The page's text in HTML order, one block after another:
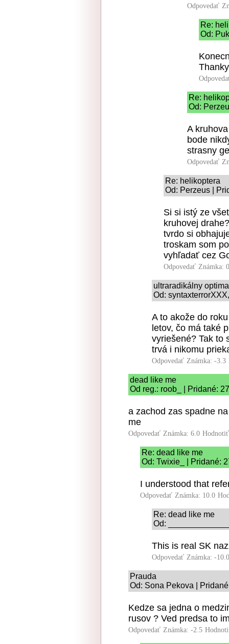
Odpovedať
Re:
Od:
Re:
Od:
A
bode
strasny
Odpovedať
Re: helikoptera
Od: Perzeus |
Si si istý ze
kruhovej
tvrdo si
troskam som
vyhľadať cez
Odpovedať Známka:
ultraradikálny
Od:
A to akože do
letov, čo má také
vyriešené? Tak to
trvá i nikomu
Odpovedať Známka: -3.3
dead like me
Od reg.: roob_ | Pridané:
a zachod zas spadne
me
Odpovedať Známka: 6.0
Re: dead like me
Od: Twixie_ | Pridané:
I understood that
Odpovedať Známka: 10.0
Re: dead like me
Od:
This is real SK
Odpovedať Známka: -10.0
Prauda
Od: Sona Pekova |
Kedze sa jedna o
rusov ? Ved predsa to
Odpovedať Známka: -2.5